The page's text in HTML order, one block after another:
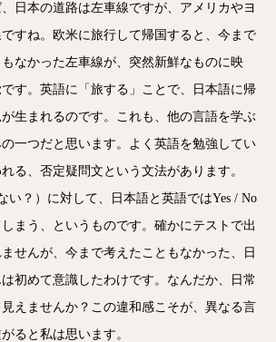
日本の道路は左車線ですが、アメリカやヨ
すね。欧米に旅行して帰国すると、今まで
なかった左車線が、突然新鮮なものに映
す。英語に「旅する」ことで、日本語に帰
生まれるのです。これも、他の言語を学ぶ
一つだと思います。よく英語を勉強してい
る、否定疑問文という文法があります。
い？）に対して、日本語と英語ではYes / No
まう、というものです。確かにテストで出
せんが、今まで考えたこともなかった、日
初めて意識したわけです。なんだか、日常
えませんか？この違和感こそが、異なる言
ると私は思います。